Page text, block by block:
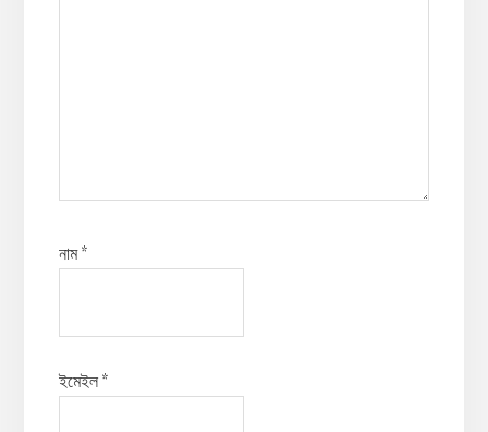
নাম*
ইমেইল *